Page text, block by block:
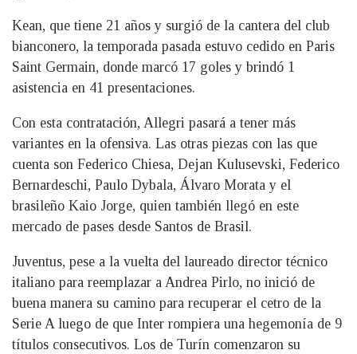
Kean, que tiene 21 años y surgió de la cantera del club
bianconero, la temporada pasada estuvo cedido en Paris
Saint Germain, donde marcó 17 goles y brindó 1
asistencia en 41 presentaciones.
Con esta contratación, Allegri pasará a tener más
variantes en la ofensiva. Las otras piezas con las que
cuenta son Federico Chiesa, Dejan Kulusevski, Federico
Bernardeschi, Paulo Dybala, Álvaro Morata y el
brasileño Kaio Jorge, quien también llegó en este
mercado de pases desde Santos de Brasil.
Juventus, pese a la vuelta del laureado director técnico
italiano para reemplazar a Andrea Pirlo, no inició de
buena manera su camino para recuperar el cetro de la
Serie A luego de que Inter rompiera una hegemonía de 9
títulos consecutivos. Los de Turín comenzaron su